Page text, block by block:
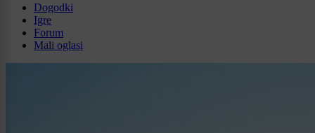
Dogodki
Igre
Forum
Mali oglasi